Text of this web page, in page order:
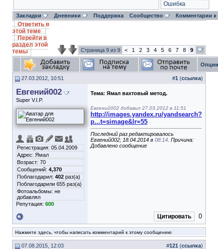
Ошибка
Закладки Дневники Поддержка Сообщество Комментарии
Ответить в
этой теме
Перейти в
раздел этой
темы
Страница 9 из 9 < 1 2 3 4 5 6 7 8 9
27.03.2012, 10:51 #1 (ссылка)
Евгений002
Super V.I.P.
Регистрация: 05.04.2009
Адрес: Ямал
Возраст: 70
Сообщений: 4,370
Поблагодарил: 402 раз(а)
Поблагодарили 655 раз(а)
Фотоальбомы: не
добавлял
Репутация: 600
Тема: Ямал вахтовый метод.
Евгений002 добавил 27.03.2012 в 11:51
http://images.yandex.ru/yandsearch?
p...t=simage&lr=55
Последний раз редактировалось
Евгений002; 18.04.2014 в 08:14 . Причина:
Добавлено сообщение
Цитировать 0
Нажмите здесь, чтобы написать комментарий к этому сообщению
07.08.2015, 12:03 #121 (ссылка)